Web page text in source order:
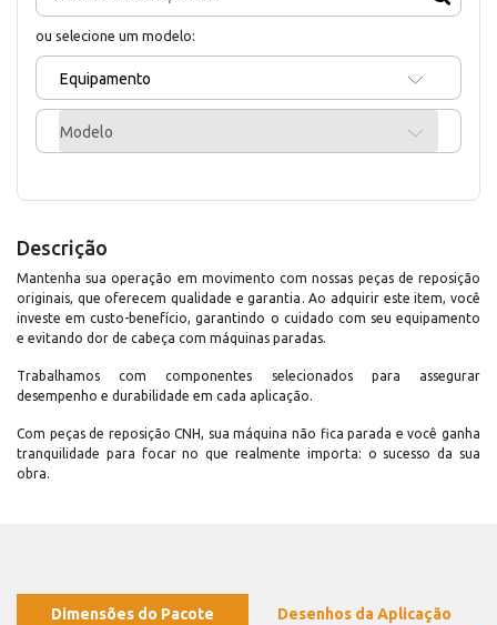
ou selecione um modelo:
Equipamento
Modelo
Descrição
Mantenha sua operação em movimento com nossas peças de reposição
originais, que oferecem qualidade e garantia. Ao adquirir este item, você
investe em custo-benefício, garantindo o cuidado com seu equipamento
e evitando dor de cabeça com máquinas paradas.
Trabalhamos com componentes selecionados para assegurar
desempenho e durabilidade em cada aplicação.
Com peças de reposição CNH, sua máquina não fica parada e você ganha
tranquilidade para focar no que realmente importa: o sucesso da sua
obra.
Dimensões do Pacote Desenhos da Aplicação